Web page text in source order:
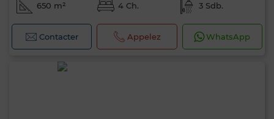
650 m² 4 Ch. 3 Sdb.
Contacter Appelez WhatsApp